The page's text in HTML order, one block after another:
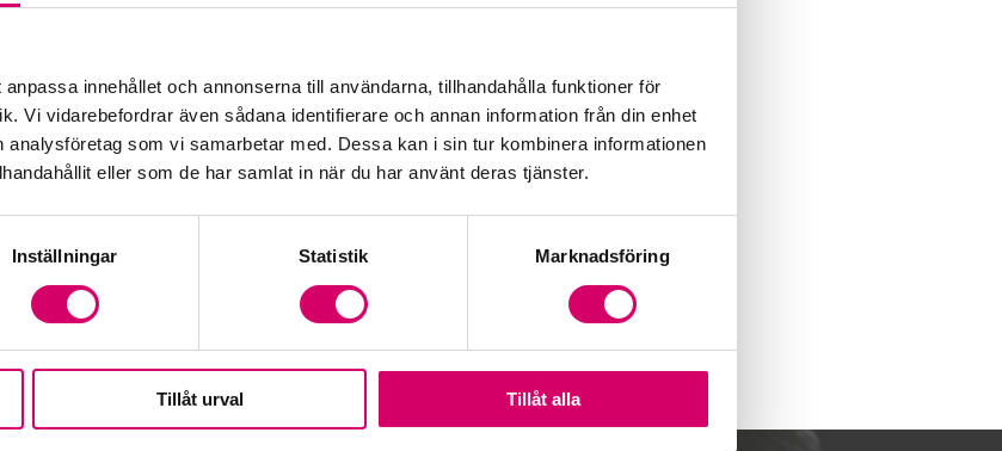
innehållet och annonserna till användarna, tillhandahålla funktioner för
Vi vidarebefordrar även sådana identifierare och annan information från din enhet
som vi samarbetar med. Dessa kan i sin tur kombinera informationen
eller som de har samlat in när du har använt deras tjänster.
Inställningar Statistik Marknadsföring
Tillåt urval Tillåt alla
Webbadress
www.riws.se